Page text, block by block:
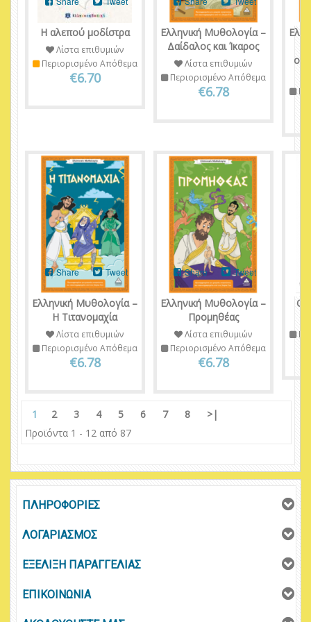
Η αλεπού μοδίστρα
Λίστα επιθυμιών
Περιορισμένο Απόθεμα
€6.70
Ελληνική Μυθολογία –
Δαίδαλος και Ίκαρος
Λίστα επιθυμιών
Περιορισμένο Απόθεμα
€6.78
Ελληνική Μυθολογία –
Η Τιτανομαχία
Share Tweet
Λίστα επιθυμιών
Περιορισμένο Απόθεμα
€6.78
Ελληνική Μυθολογία –
Προμηθέας
Share Tweet
Λίστα επιθυμιών
Περιορισμένο Απόθεμα
€6.78
Ο
1 2 3 4 5 6 7 8
>|
Προϊόντα 1 - 12 από 87
ΠΛΗΡΟΦΟΡΙΕΣ
ΛΟΓΑΡΙΑΣΜΟΣ
ΕΞΕΛΙΞΗ ΠΑΡΑΓΓΕΛΙΑΣ
ΕΠΙΚΟΙΝΩΝΙΑ